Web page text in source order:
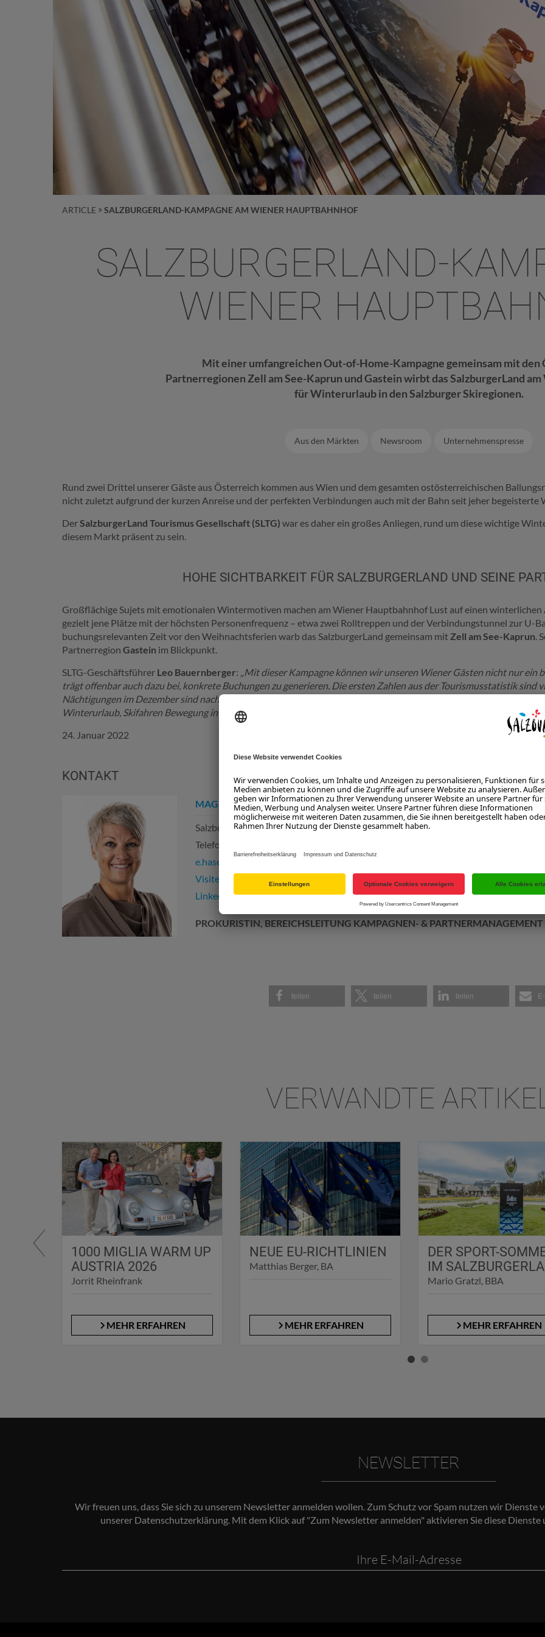
ARTICLE SALZBURGERLAND-KAMPAGNE AM WIENER HAUPTBAHNHOF
SALZBURGERLAND-
WIENER
Mit einer umfangreichen Out-of-Home-Kampagne gemeinsam mit den
Partnerregionen Zell am See-Kaprun und Gastein wirbt das SalzburgerLand
für Winterurlaub in den Salzburger Skiregionen.
Aus den Märkten Newsroom Unternehmenspresse
Rund zwei Drittel unserer Gäste aus Österreich kommen aus Wien und dem gesamten ostösterreichischen
nicht zuletzt aufgrund der kurzen Anreise und der perfekten Verbindungen auch mit der Bahn seit jeher begeisterte
DerSalzburgerLand Tourismus Gesellschaft (SLTG) war es daher ein großes Anliegen, rund um diese wichtige
diesem Markt präsent zu sein.
HOHE SICHTBARKEIT FÜR SALZBURGERLAND UND SEINE
Großflächige Sujets mit emotionalen Wintermotiven machen am Wiener Hauptbahnhof Lust auf einen winterlichen
gezielt jene Plätze mit der höchsten Personenfrequenz – etwa zwei Rolltreppen und der Verbindungstunnel zur U-
buchungsrelevanten Zeit vor den Weihnachtsferien warb das SalzburgerLand gemeinsam mit Zell am See-Kaprun.
Partnerregion Gastein im Blickpunkt.
SLTG-Geschäftsführer Leo Bauernberger: „Mit dieser Kampagne können wir unseren Wiener Gästen nicht nur ein
trägt offenbar auch dazu bei, konkrete Buchungen zu generieren. Die ersten Zahlen aus der Tourismusstatistik sind
Nächtigungen im Dezember sind nach dem pandemiebedingten Ausfall des vergangenen Winters ein ganz starkes
Winterurlaub, Skifahren Bewegung in der alpinen Natur sehnen.“
24. Januar 2022
KONTAKT
MAG. EVA HASELSTEINER
SalzburgerLand Tourismus GmbH
Telefon:
e.haselsteiner@salzburgerland.com
Visitenkarte
LinkedIn-Profil
PROKURISTIN, BEREICHSLEITUNG KAMPAGNEN- & PARTNERMANAGEMENT
teilen teilen teilen
VERWANDTE
1000 MIGLIA WARM UP
AUSTRIA 2026
Jorrit Rheinfrank
MEHR ERFAHREN
NEUE EU-RICHTLINIEN
Matthias Berger, BA
MEHR ERFAHREN
DER SPORT-
IM
Mario Gratzl, BBA
MEHR ERFAHREN
NEWSLETTER
Wir freuen uns, dass Sie sich zu unserem Newsletter anmelden wollen. Zum Schutz vor Spam nutzen wir
unserer Datenschutzerklärung . Mit dem Klick auf "Zum Newsletter anmelden" aktivieren Sie diese
E-